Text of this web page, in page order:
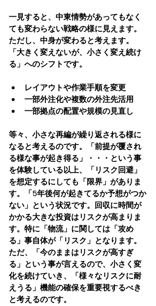
一見すると、中東情勢があってもなく
ても変わらない戦略の様に見えます。
ただし、中身が変わると考えます。
「大きく変えないが、小さく変え続け
る」へのシフトです。
レイアウトや作業手順を変更
一部外注化や複数の外注先活用
一部拠点の配置や規模の見直し
等々、 小さな再編が繰り返される様に
なると考えるのです。「前提が覆され
る様な事が起き得る」・・・という事
を体験している以上、「リスク回避」
を想定するにしても「限界」がありま
す。「5年後何が起きてるか予想がつか
ない」という状況です。回収に時間が
かかる大きな投資はリスクが高まりま
す。特に「物流」に関しては「攻め
る」事自体が「リスク」となります。
ただ、「今のままはリスクが高すぎ
る」という事が言えるので、小さく変
化を続けていき、「様々なリスクに耐
えうる」機能の確保を重要視するべき
と考えるのです。